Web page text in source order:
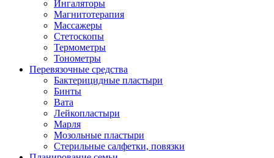
Ингаляторы
Магнитотерапия
Массажеры
Стетоскопы
Термометры
Тонометры
Перевязочные средства
Бактерицидные пластыри
Бинты
Вата
Лейкопластыри
Марля
Мозольные пластыри
Стерильные салфетки, повязки